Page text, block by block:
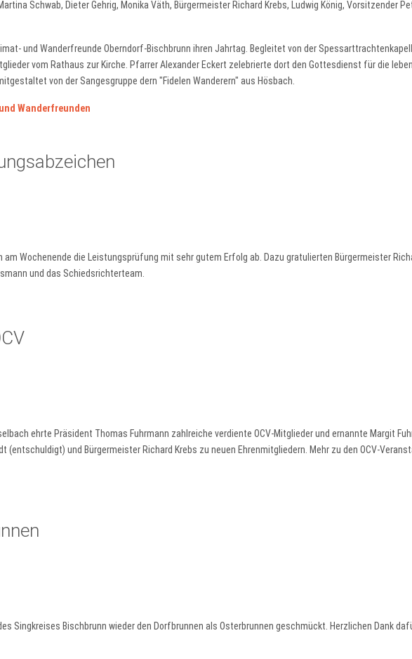
Schwab, Dieter Gehrig, Monika Väth, Bürgermeister Richard Krebs, Ludwig König, Vorsitzender
und Wanderfreunde Oberndorf-Bischbrunn ihren Jahrtag. Begleitet von der
vom Rathaus zur Kirche. Pfarrer Alexander Eckert zelebrierte dort den Gottesdienst für die
von der Sangesgruppe dern "Fidelen Wanderern" aus Hösbach.
Wanderfreunden
am Wochenende die Leistungsprüfung mit sehr gutem Erfolg ab. Dazu gratulierten Bürgermeister
und das Schiedsrichterteam.
ehrte Präsident Thomas Fuhrmann zahlreiche verdiente OCV-Mitglieder und ernannte Margit
(entschuldigt) und Bürgermeister Richard Krebs zu neuen Ehrenmitgliedern. Mehr zu den OCV-
Singkreises Bischbrunn wieder den Dorfbrunnen als Osterbrunnen geschmückt. Herzlichen Dank